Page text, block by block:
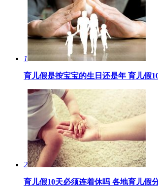
1
育儿假是按宝宝的生日还是年 育儿假
2
育儿假10天必须连着休吗 各地育儿假